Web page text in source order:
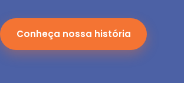
Conheça nossa história